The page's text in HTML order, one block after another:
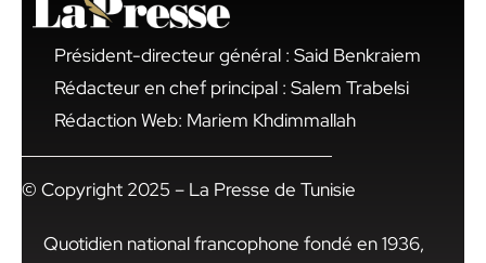
Président-directeur général : Said Benkraiem
Rédacteur en chef principal : Salem Trabelsi
Rédaction Web: Mariem Khdimmallah
© Copyright 2025 – La Presse de Tunisie
Quotidien national francophone fondé en 1936,